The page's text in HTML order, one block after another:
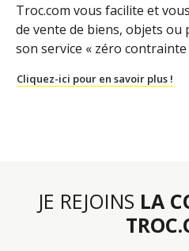
Troc.com vous facilite et
de vente de biens, objets ou
son service « zéro contrainte
Cliquez-ici pour en savoir plus !
JE REJOINS LA